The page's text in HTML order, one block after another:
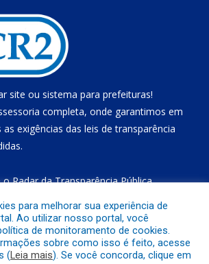
site ou sistema para prefeituras!
completa, onde garantimos em
exigências das leis de transparência
oRadar da Transparência Pública
a Prefeitura Municipal de Gurupá
para melhorar sua experiência de
Ao utilizar nosso portal, você
de monitoramento de cookies.
sobre como isso é feito, acesse
(Leia mais). Se você concorda, clique em